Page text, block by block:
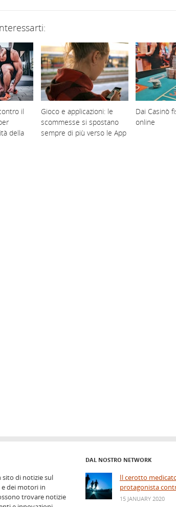
il
della
Gioco e applicazioni: le
scommesse si spostano
sempre di più verso le App
Dai Casinò
online
sito di notizie sul
dei motori in
trovare notizie
DAL NOSTRO NETWORK
Il cerotto
protagonista
15 JANUARY 2020